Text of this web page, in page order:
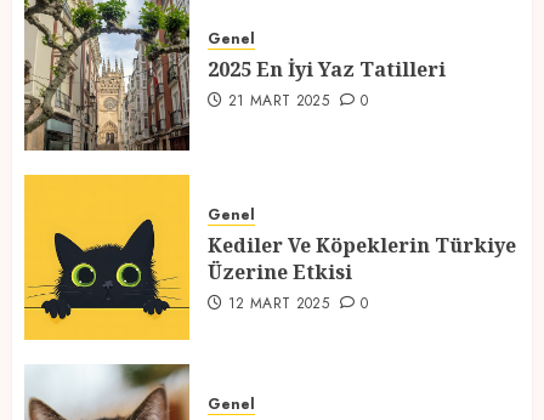
1
21 MART 2025
2
Üzerine Etkisi
12 MART 2025 0
Seçildi
Genel
2025 En İyi Yaz Tatilleri
21 MART 2025 0
Genel
Kediler Ve Köpeklerin Türkiye
Üzerine Etkisi
12 MART 2025 0
Genel